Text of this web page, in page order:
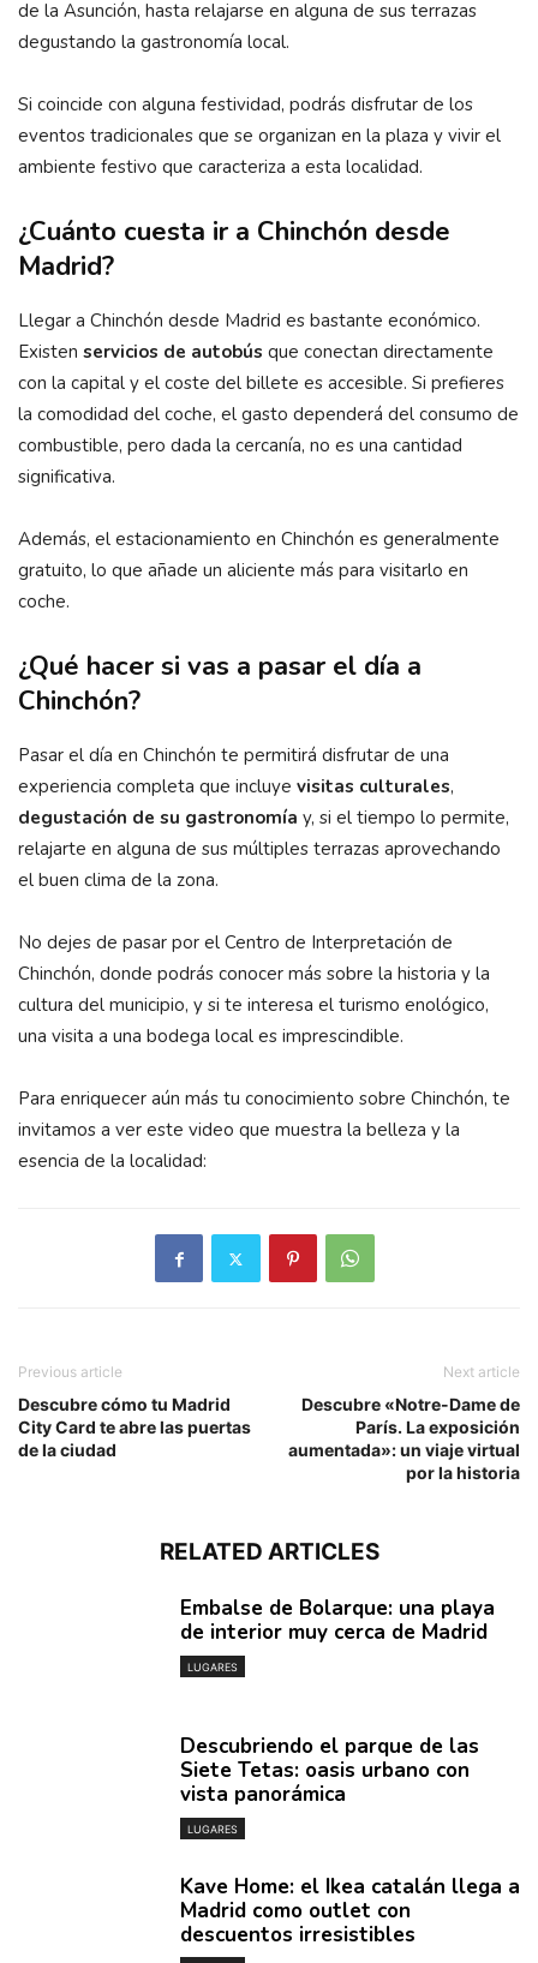
de la Asunción, hasta relajarse en alguna de sus terrazas
degustando la gastronomía local.
Si coincide con alguna festividad, podrás disfrutar de los
eventos tradicionales que se organizan en la plaza y vivir el
ambiente festivo que caracteriza a esta localidad.
¿Cuánto cuesta ir a Chinchón desde
Madrid?
Llegar a Chinchón desde Madrid es bastante económico.
Existen servicios de autobús que conectan directamente
con la capital y el coste del billete es accesible. Si prefieres
la comodidad del coche, el gasto dependerá del consumo de
combustible, pero dada la cercanía, no es una cantidad
significativa.
Además, el estacionamiento en Chinchón es generalmente
gratuito, lo que añade un aliciente más para visitarlo en
coche.
¿Qué hacer si vas a pasar el día a
Chinchón?
Pasar el día en Chinchón te permitirá disfrutar de una
experiencia completa que incluye visitas culturales,
degustación de su gastronomía y, si el tiempo lo permite,
relajarte en alguna de sus múltiples terrazas aprovechando
el buen clima de la zona.
No dejes de pasar por el Centro de Interpretación de
Chinchón, donde podrás conocer más sobre la historia y la
cultura del municipio, y si te interesa el turismo enológico,
una visita a una bodega local es imprescindible.
Para enriquecer aún más tu conocimiento sobre Chinchón, te
invitamos a ver este video que muestra la belleza y la
esencia de la localidad:
Previous article
Descubre cómo tu Madrid
City Card te abre las puertas
de la ciudad
Next article
Descubre «Notre-Dame de
París. La exposición
aumentada»: un viaje virtual
por la historia
RELATED ARTICLES
Embalse de Bolarque: una playa
de interior muy cerca de Madrid
LUGARES
Descubriendo el parque de las
Siete Tetas: oasis urbano con
vista panorámica
LUGARES
Kave Home: el Ikea catalán llega a
Madrid como outlet con
descuentos irresistibles